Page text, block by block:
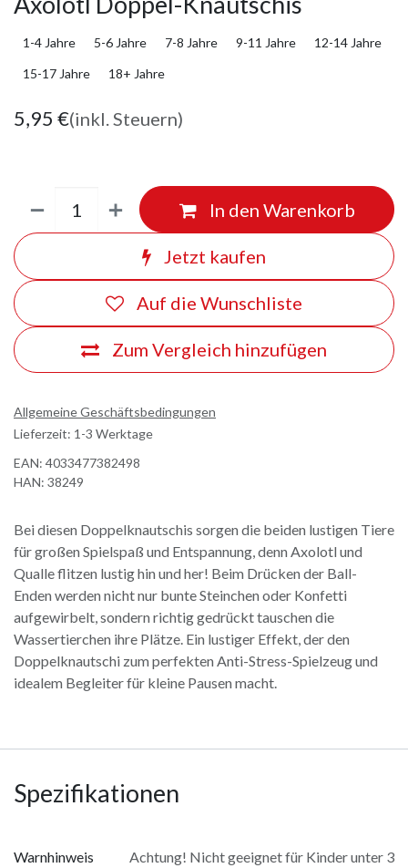
1-4 Jahre 5-6 Jahre 7-8 Jahre 9-11 Jahre
12-14 Jahre
15-17 Jahre
18+ Jahre
5,95 €(inkl. Steuern)
In den Warenkorb
Jetzt kaufen
Zum Vergleich hinzufügen
Auf die Wunschliste
Allgemeine Geschäftsbedingungen
Lieferzeit: 1-3 Werktage
EAN: 4033477382498
HAN: 38249
Bei diesen Doppelknautschis sorgen die beiden lustigen Tiere
für großen Spielspaß und Entspannung, denn Axolotl und
Qualle flitzen lustig hin und her! Beim Drücken der Ball-
Enden werden nicht nur bunte Steinchen oder Konfetti
aufgewirbelt, sondern richtig gedrückt tauschen die
Wassertierchen ihre Plätze. Ein lustiger Effekt, der den
Doppelknautschi zum perfekten Anti-Stress-Spielzeug und
idealem Begleiter für kleine Pausen macht.
Spezifikationen
Warnhinweis
Achtung! Nicht geeignet für Kinder unter 3